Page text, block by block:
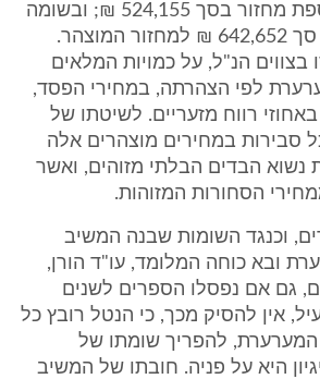
הוסיף למוצהר תוספת מחזור בסך 524,155 ₪; ובשומה
לשנת 1993 הוסיף סך 642,652 ₪ למחזור המוצהר.
הנ"ל, על כמויות המלאים
לפי הצהרתה, במחירי הפסד,
רווח מזעריים. לשיטתו של
סבירות במחירים מוצהרים אלה
נשוא הבדים הבלתי מזוהים, ואשר
הסחורות המזוהות.
וכנגד השומות שבנה המשיב
ובא כוחה המלומד, עו"ד הורן,
גם אם נפסלו הספרים לשנים
אין להסיק מכך, כי הנטל רובץ כל
המערערת, להפריך שומתו של
היא על פניה. חובתו של המשיב